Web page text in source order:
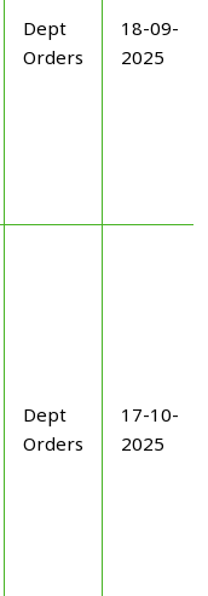
Dept
Orders
18-09-
2025
Dept
Orders
17-10-
2025